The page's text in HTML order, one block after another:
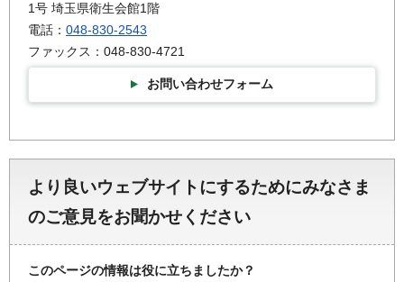
1号 埼玉県衛生会館1階
電話： 048-830-2543
ファックス：048-830-4721
お問い合わせフォーム
より良いウェブサイトにするためにみなさま
のご意見をお聞かせください
このページの情報は役に立ちましたか？